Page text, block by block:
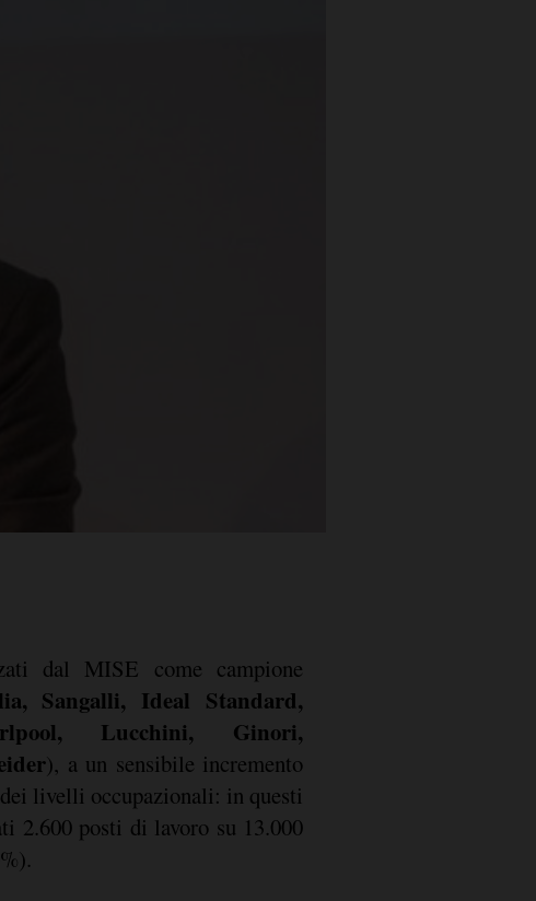
dal MISE come campione
Sangalli, Ideal Standard,
Lucchini, Ginori,
), a un sensibile incremento
livelli occupazionali: in questi
2.600 posti di lavoro su 13.000